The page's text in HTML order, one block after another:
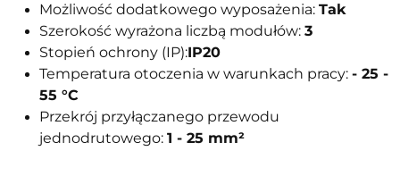
Możliwość dodatkowego wyposażenia: Tak
Szerokość wyrażona liczbą modułów: 3
Stopień ochrony (IP):IP20
Temperatura otoczenia w warunkach pracy: - 25 -
55 °C
Przekrój przyłączanego przewodu
jednodrutowego: 1 - 25 mm²